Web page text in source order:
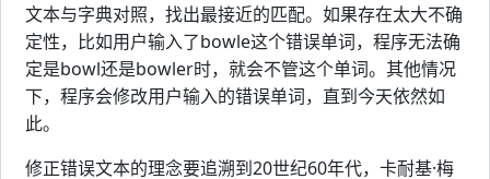
文本与字典对照，找出最接近的匹配。如果存在太大不确
定性，比如用户输入了bowle这个错误单词，程序无法确
定是bowl还是bowler时，就会不管这个单词。其他情况
下，程序会修改用户输入的错误单词，直到今天依然如
此。
修正错误文本的理念要追溯到20世纪60年代，卡耐基·梅